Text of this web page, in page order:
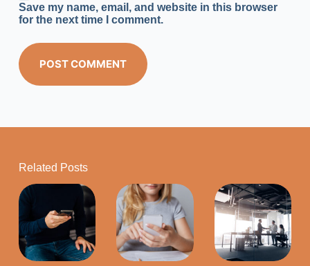
Save my name, email, and website in this browser
for the next time I comment.
POST COMMENT
Related Posts